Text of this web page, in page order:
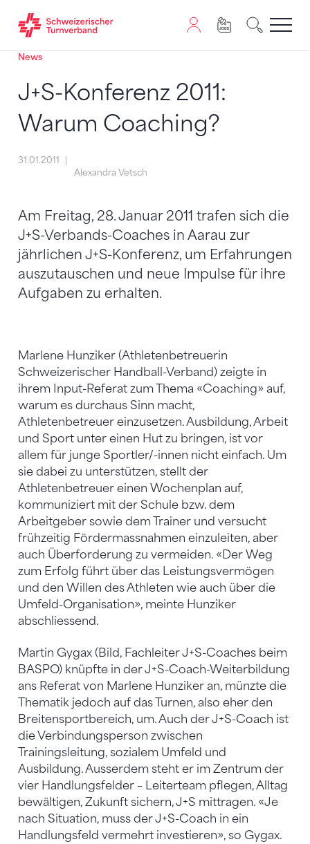
Zum Inhalt springen
Zur Sitemap navigieren
Zum Navigieren dieser Seite wird JavaScript benötigt.
News
J+S-Konferenz 2011:
Warum Coaching?
31.01.2011
Alexandra Vetsch
Am Freitag, 28. Januar 2011 trafen sich die
J+S-Verbands-Coaches in Aarau zur
jährlichen J+S-Konferenz, um Erfahrungen
auszutauschen und neue Impulse für ihre
Aufgaben zu erhalten.
Marlene Hunziker (Athletenbetreuerin
Schweizerischer Handball-Verband) zeigte in
ihrem Input-Referat zum Thema «Coaching» auf,
warum es durchaus Sinn macht,
Athletenbetreuer einzusetzen. Ausbildung, Arbeit
und Sport unter einen Hut zu bringen, ist vor
allem für junge Sportler/-innen nicht einfach. Um
sie dabei zu unterstützen, stellt der
Athletenbetreuer einen Wochenplan auf,
kommuniziert mit der Schule bzw. dem
Arbeitgeber sowie dem Trainer und versucht
frühzeitig Fördermassnahmen einzuleiten, aber
auch Überforderung zu vermeiden. «Der Weg
zum Erfolg führt über das Leistungsvermögen
und den Willen des Athleten wie auch über die
Umfeld-Organisation», meinte Hunziker
abschliessend.
Martin Gygax (Bild, Fachleiter J+S-Coaches beim
BASPO) knüpfte in der J+S-Coach-Weiterbildung
ans Referat von Marlene Hunziker an, münzte die
Thematik jedoch auf das Turnen, also eher den
Breitensportbereich, um. Auch der J+S-Coach ist
die Verbindungsperson zwischen
Trainingsleitung, sozialem Umfeld und
Ausbildung. Ausserdem steht er im Zentrum der
vier Handlungsfelder – Leiterteam pflegen, Alltag
bewältigen, Zukunft sichern, J+S mittragen. «Je
nach Situation, muss der J+S-Coach in ein
Handlungsfeld vermehrt investieren», so Gygax.